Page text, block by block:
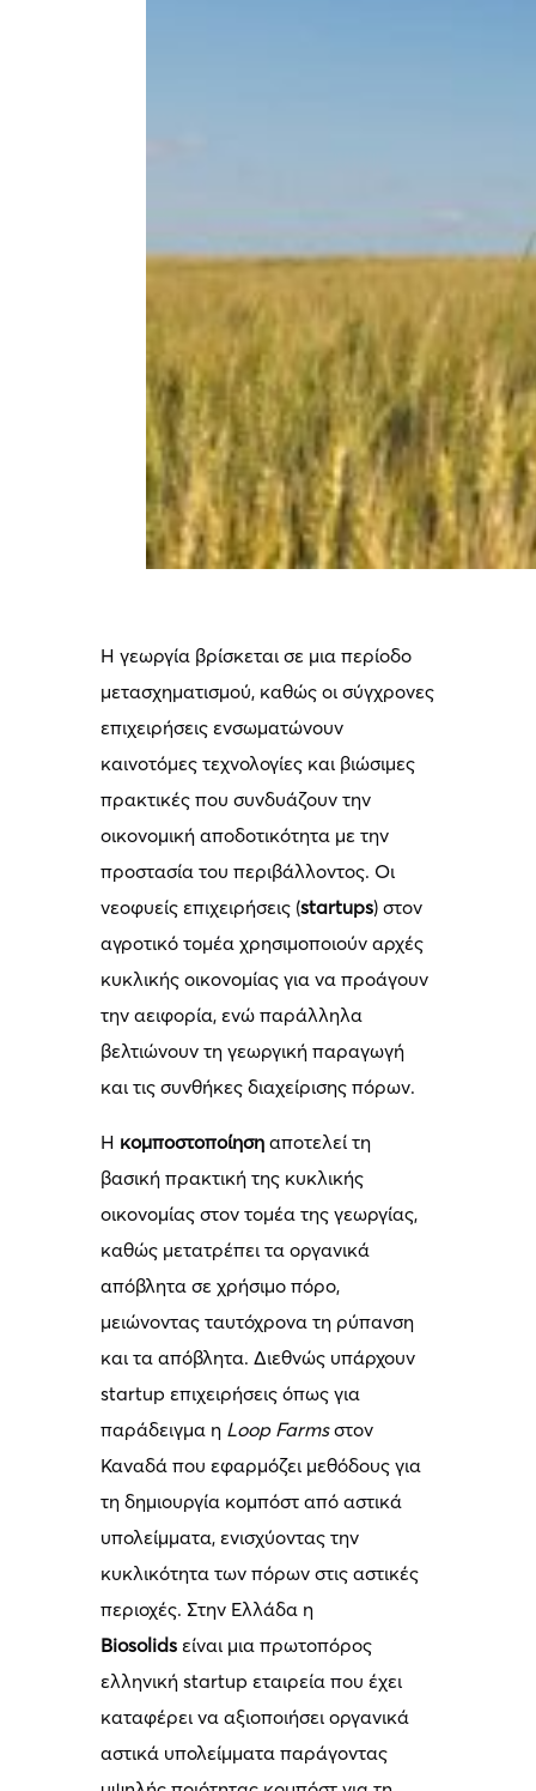
Η γεωργία βρίσκεται σε μια περίοδο
μετασχηματισμού, καθώς οι σύγχρονες
επιχειρήσεις ενσωματώνουν
καινοτόμες τεχνολογίες και βιώσιμες
πρακτικές που συνδυάζουν την
οικονομική αποδοτικότητα με την
προστασία του περιβάλλοντος. Οι
νεοφυείς επιχειρήσεις (startups) στον
αγροτικό τομέα χρησιμοποιούν αρχές
κυκλικής οικονομίας για να προάγουν
την αειφορία, ενώ παράλληλα
βελτιώνουν τη γεωργική παραγωγή
και τις συνθήκες διαχείρισης πόρων.
Η κομποστοποίηση αποτελεί τη
βασική πρακτική της κυκλικής
οικονομίας στον τομέα της γεωργίας,
καθώς μετατρέπει τα οργανικά
απόβλητα σε χρήσιμο πόρο,
μειώνοντας ταυτόχρονα τη ρύπανση
και τα απόβλητα. Διεθνώς υπάρχουν
startup επιχειρήσεις όπως για
παράδειγμα η Loop Farmsστον
Καναδά που εφαρμόζει μεθόδους για
τη δημιουργία κομπόστ από αστικά
υπολείμματα, ενισχύοντας την
κυκλικότητα των πόρων στις αστικές
περιοχές. Στην Ελλάδα η
Biosolids είναι μια πρωτοπόρος
ελληνική startup εταιρεία που έχει
καταφέρει να αξιοποιήσει οργανικά
αστικά υπολείμματα παράγοντας